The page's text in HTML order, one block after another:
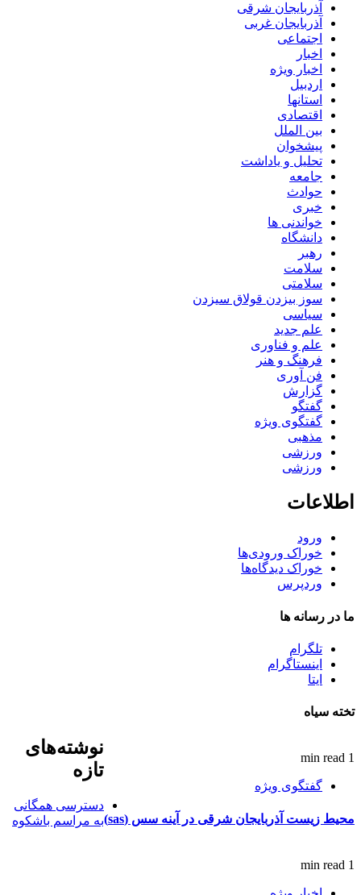
آذربایجان شرقی
آذربایجان غربی
اجتماعی
اخبار
اخبار ویژه
اردبیل
استانها
اقتصادی
بین الملل
پیشخوان
تحلیل و یاداشت
جامعه
حوادث
خبری
خواندنی ها
دانشگاه
رهبر
سلامت
سلامتی
سوز بیزدن قولاق سیزدن
سیاسی
علم جدید
علم و فناوری
فرهنگ و هنر
فن آوری
گزارش
گفتگو
گفتگوی ویژه
مذهبی
ورزشی
ورزشی
اطلاعات
ورود
خوراک ورودی‌ها
خوراک دیدگاه‌ها
وردپرس
ما در رسانه ها
تلگرام
اینستاگرام
ایتا
تخته سیاه
1 min read
گفتگوی ویژه
محیط زیست آذربایجان شرقی در آینه سس (sas)
1 min read
نوشته‌های
تازه
دسترسی همگانی
به مراسم باشکوه